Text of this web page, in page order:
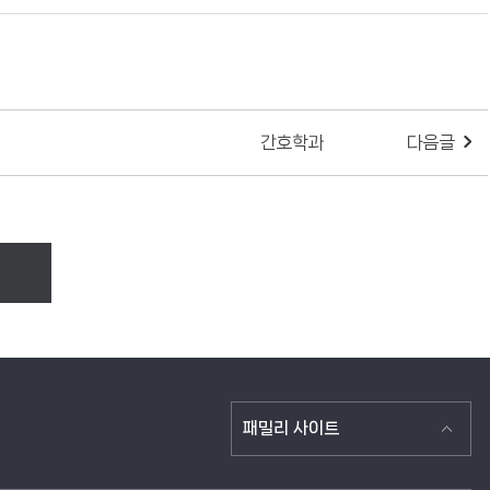
다음글
간호학과
패밀리 사이트